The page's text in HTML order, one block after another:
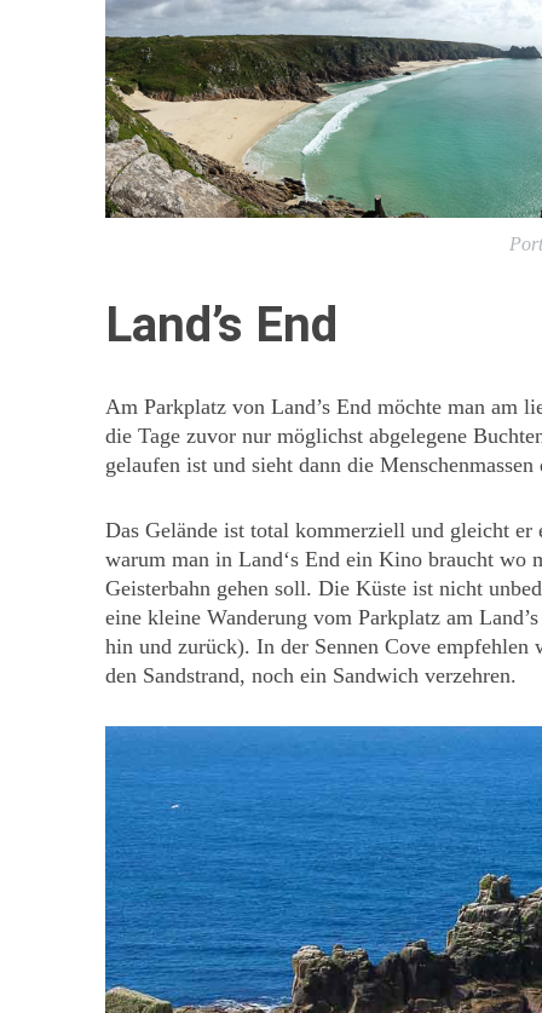
Land’s End
Am Parkplatz von Land’s End möchte man am
die Tage zuvor nur möglichst abgelegene
gelaufen ist und sieht dann die
Das Gelände ist total kommerziell und gleicht
warum man in Land‘s End ein Kino braucht wo
Geisterbahn gehen soll. Die Küste ist nicht
eine kleine Wanderung vom Parkplatz am
hin und zurück). In der Sennen Cove
den Sandstrand, noch ein Sandwich verzehren.
S
e
r
c
f
: